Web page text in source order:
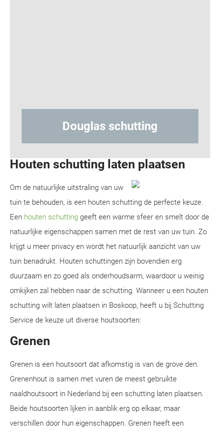
schutting Hout-
Houten schutting laten plaatsen
Om de natuurlijke uitstraling van uw
tuin te behouden, is een houten schutting de perfecte keuze.
Een houten schutting geeft een warme sfeer en smelt door de
natuurlijke eigenschappen samen met de rest van uw tuin. Zo
krijgt u meer privacy en wordt het natuurlijk aanzicht van uw
tuin benadrukt. Houten schuttingen zijn bovendien erg
duurzaam en zo goed als onderhoudsarm, waardoor u weinig
omkijken zal hebben naar de schutting. Wanneer u een houten
schutting wilt laten plaatsen in Boskoop, heeft u bij Schutting
Service de keuze uit diverse houtsoorten:
Grenen
Grenen is een houtsoort dat afkomstig is van de grove den.
Grenenhout is samen met vuren de meest gebruikte
naaldhoutsoort in Nederland bij een schutting laten plaatsen.
Beide houtsoorten lijken in aanblik erg op elkaar, maar
verschillen door hun eigenschappen. Grenen heeft een